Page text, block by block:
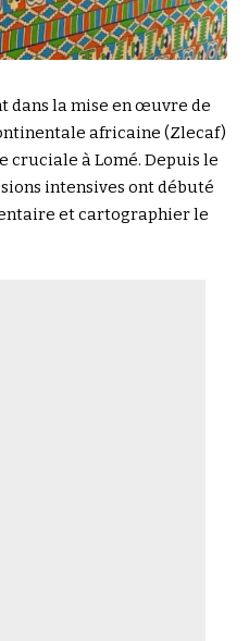
dans la mise en œuvre de
africaine (Zlecaf)
cruciale à Lomé. Depuis le
intensives ont débuté
et cartographier le